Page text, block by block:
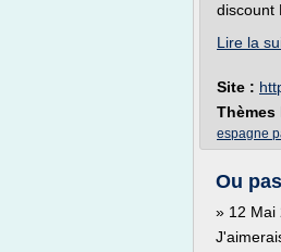
discount
Lire la
Site :
Thèmes
espagne
Ou
» 12 Mai